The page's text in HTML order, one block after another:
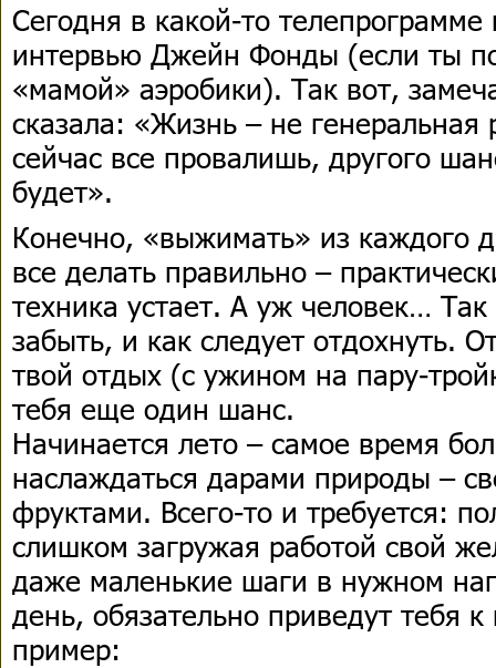
Сегодня в какой-то
интервью Джейн Фонды (если ты
«мамой» аэробики). Так вот,
сказала: «Жизнь – не генеральная
сейчас все провалишь, другого
будет».
Конечно, «выжимать» из каждого
все делать правильно –
техника устает. А уж человек…
забыть, и как следует отдохнуть.
твой отдых (с ужином на пару-
тебя еще один шанс.
Начинается лето – самое время
наслаждаться дарами природы –
фруктами. Всего-то и требуется:
слишком загружая работой свой
даже маленькие шаги в нужном
день, обязательно приведут тебя
пример: